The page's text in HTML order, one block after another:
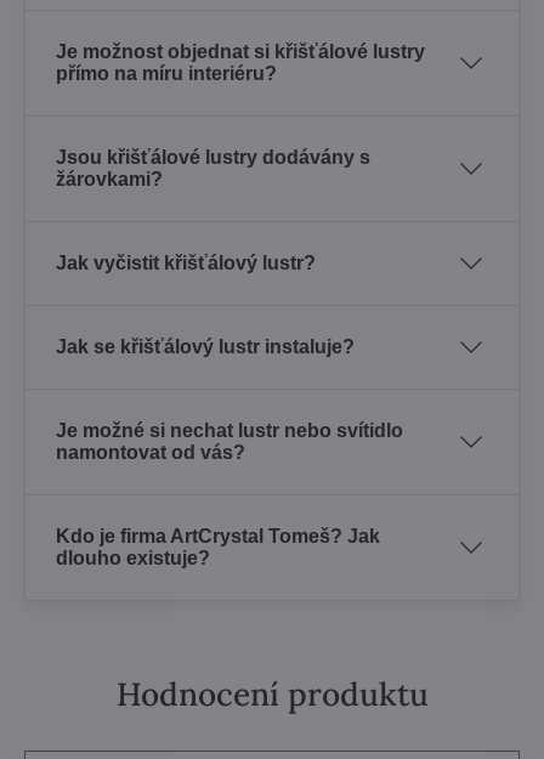
Je možnost objednat si křišťálové lustry
přímo na míru interiéru?
Jsou křišťálové lustry dodávány s
žárovkami?
Jak vyčistit křišťálový lustr?
Jak se křišťálový lustr instaluje?
Je možné si nechat lustr nebo svítidlo
namontovat od vás?
Kdo je firma ArtCrystal Tomeš? Jak
dlouho existuje?
Hodnocení produktu